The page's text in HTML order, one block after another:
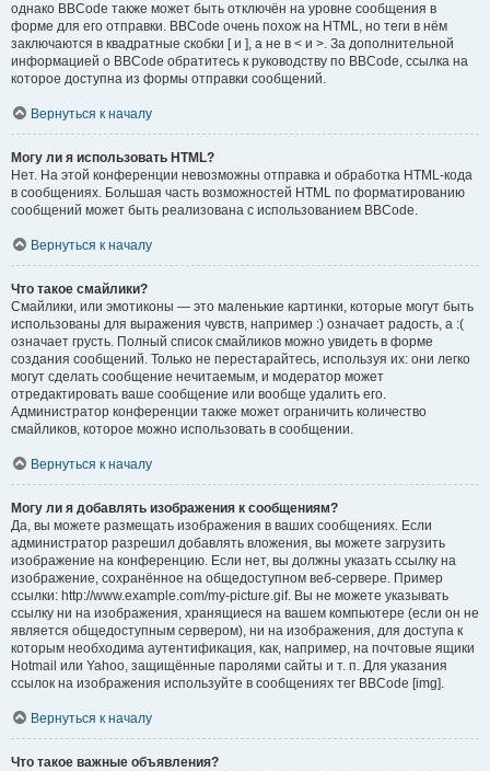
однако BBCode также может быть отключён на уровне сообщения в
форме для его отправки. BBCode очень похож на HTML, но теги в нём
заключаются в квадратные скобки [ и ], а не в < и >. За дополнительной
информацией о BBCode обратитесь к руководству по BBCode, ссылка на
которое доступна из формы отправки сообщений.
Вернуться к началу
Могу ли я использовать HTML?
Нет. На этой конференции невозможны отправка и обработка HTML-кода
в сообщениях. Большая часть возможностей HTML по форматированию
сообщений может быть реализована с использованием BBCode.
Вернуться к началу
Что такое смайлики?
Смайлики, или эмотиконы — это маленькие картинки, которые могут быть
использованы для выражения чувств, например :) означает радость, а :(
означает грусть. Полный список смайликов можно увидеть в форме
создания сообщений. Только не перестарайтесь, используя их: они легко
могут сделать сообщение нечитаемым, и модератор может
отредактировать ваше сообщение или вообще удалить его.
Администратор конференции также может ограничить количество
смайликов, которое можно использовать в сообщении.
Вернуться к началу
Могу ли я добавлять изображения к сообщениям?
Да, вы можете размещать изображения в ваших сообщениях. Если
администратор разрешил добавлять вложения, вы можете загрузить
изображение на конференцию. Если нет, вы должны указать ссылку на
изображение, сохранённое на общедоступном веб-сервере. Пример
ссылки: http://www.example.com/my-picture.gif. Вы не можете указывать
ссылку ни на изображения, хранящиеся на вашем компьютере (если он не
является общедоступным сервером), ни на изображения, для доступа к
которым необходима аутентификация, как, например, на почтовые ящики
Hotmail или Yahoo, защищённые паролями сайты и т. п. Для указания
ссылок на изображения используйте в сообщениях тег BBCode [img].
Вернуться к началу
Что такое важные объявления?